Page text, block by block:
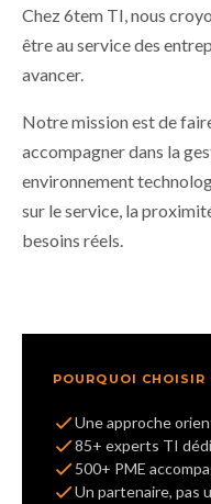
Chez 6tem TI, nous
être au service des
avancer.
Notre mission est de
accompagner dans la
environnement
sur le service, la
besoins réels.
POURQUOI
Une approche
85+ experts TI
500+ PME
Un partenaire, pas